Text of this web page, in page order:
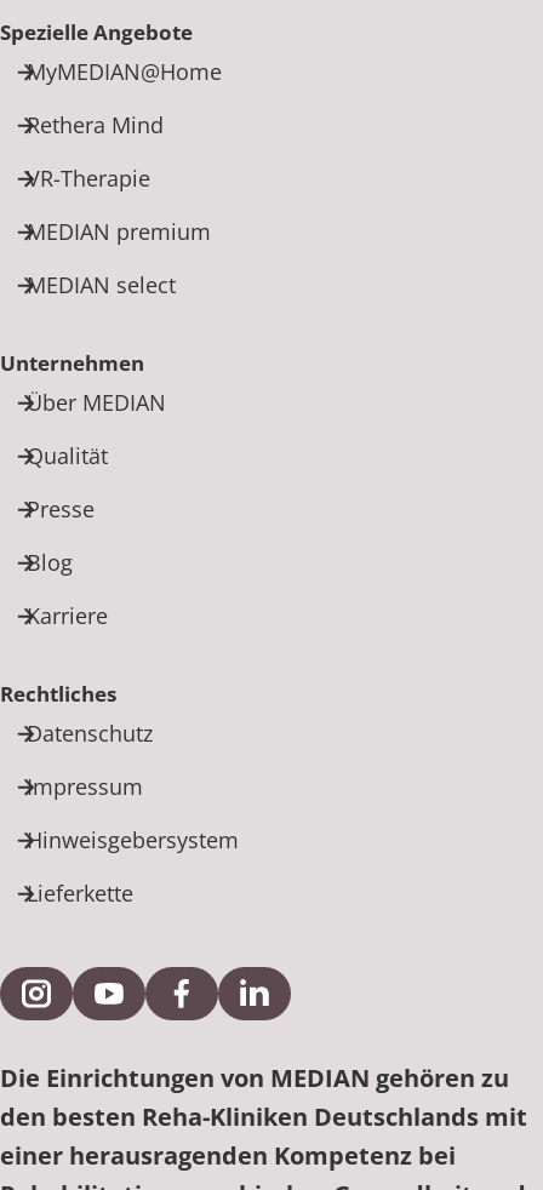
Spezielle Angebote
MyMEDIAN@Home
Rethera Mind
VR-Therapie
MEDIAN premium
MEDIAN select
Unternehmen
Über MEDIAN
Qualität
Presse
Blog
Karriere
Rechtliches
Datenschutz
Impressum
Hinweisgebersystem
Lieferkette
Externe Verlinkung zu Instagram
Externe Verlinkung zu YouTube
Externe Verlinkung zu Facebook
Externe Verlinkung zu
Die Einrichtungen von MEDIAN gehören zu
den besten Reha-Kliniken Deutschlands mit
einer herausragenden Kompetenz bei